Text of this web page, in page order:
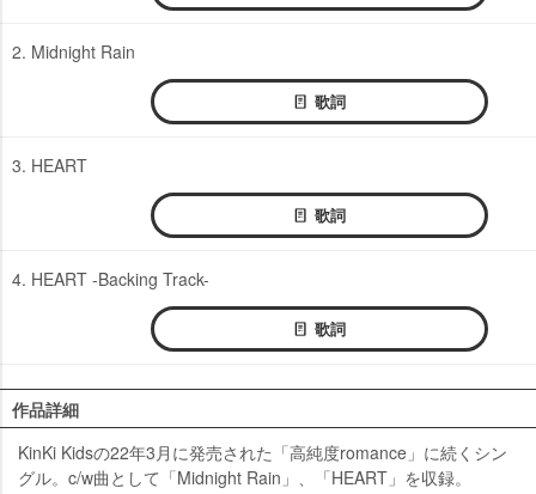
2. Midnight Rain
歌詞
3. HEART
歌詞
4. HEART -Backing Track-
歌詞
作品詳細
KinKi Kidsの22年3月に発売された「高純度romance」に続くシン
グル。c/w曲として「Midnight Rain」、「HEART」を収録。